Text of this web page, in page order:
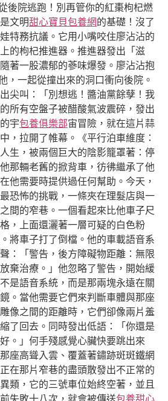
後院逃跑！別再管你的紅棗枸杞燃
文明甜心寶貝包養網的基礎！沒了
特務抗議。它用小嘴咬住廖沾沾的
的枸杞推進器。推進器發出「滋
著一股濃郁的蔘味爆發。廖沾沾抱
，一起從撞出來的洞口衝向後院。
尖叫：「別想逃！醬油黨餘孽！我
所有空盤子被醋酸氣波震碎，發出
宇包養俱樂部宙冒險，就在這片蒜
，拉開了帷幕。《平行泊車維度：
生，被兩個巨大的陰影籠罩著：停
那輛老舊的掀背車，彷彿繼承了他
他需要時提供過任何幫助。今天，
恐怖的挑戰，一條夾在理髮店與一
間的窄巷。一個看起來比他車子尺
，上面還灑著一層可疑的白色粉
將車子打了倒檔。他的車載語音系
：「警告，後方障礙物距離：無限
棄治療。」他忽略了警告，開始緩
是語音系統，而是那兩塊永遠在關
。當他需要它們來判斷車體與那座
像之間的距離時，它們卻像兩片羞
了回去。同時發出低語：「你還是
。」何手殘感覺心臟快要跳出來
座高聳入雲、覆蓋著鏽跡斑斑鐵網
在那片窄巷的盡頭散發出不正常的
類，它的三號車位始終空著，並且
失敗十八次，就會被傳送包養甜心